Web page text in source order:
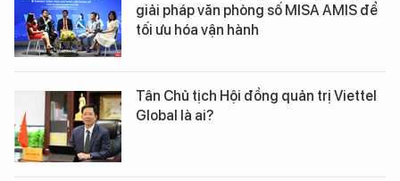
giải pháp văn phòng số MISA AMIS để
tối ưu hóa vận hành
Tân Chủ tịch Hội đồng quản trị Viettel
Global là ai?